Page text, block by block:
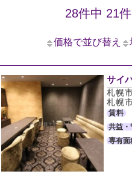
28件中 21
価格で並び替え
サイ
札幌
札幌
賃料
共益・
専有面